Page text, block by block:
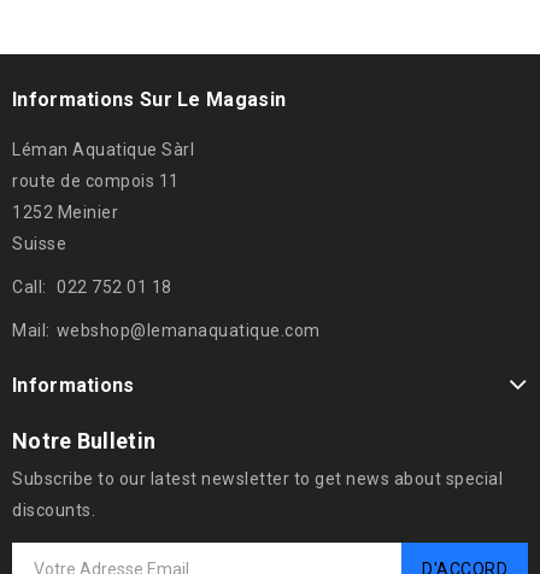
Informations Sur Le Magasin
Léman Aquatique Sàrl
route de compois 11
1252 Meinier
Suisse
Call: 022 752 01 18
Mail: webshop@lemanaquatique.com
Informations
Notre Bulletin
Subscribe to our latest newsletter to get news about special
discounts.